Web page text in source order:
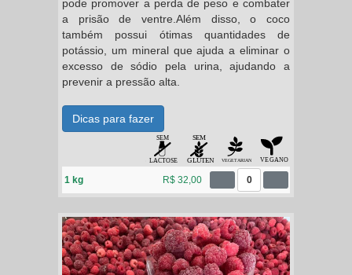
pode promover a perda de peso e combater
a prisão de ventre.Além disso, o coco
também possui ótimas quantidades de
potássio, um mineral que ajuda a eliminar o
excesso de sódio pela urina, ajudando a
prevenir a pressão alta.
Dicas para fazer
1 kg R$ 32,00 0